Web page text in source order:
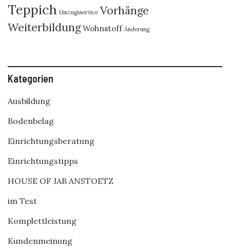
Teppich Umzugsservice Vorhänge
Weiterbildung Wohnstoff Änderung
Kategorien
Ausbildung
Bodenbelag
Einrichtungsberatung
Einrichtungstipps
HOUSE OF JAB ANSTOETZ
im Test
Komplettleistung
Kundenmeinung